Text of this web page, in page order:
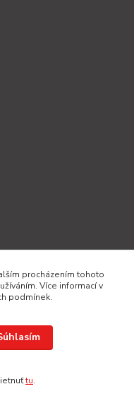
všetky práva vyhradené
procházením tohoto
Více informací v
podmínek.
tu.